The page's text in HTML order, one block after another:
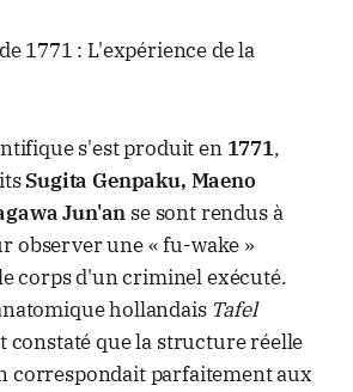
1771 : L'expérience de la
s'est produit en 1771,
Sugita Genpaku, Maeno
Jun'an se sont rendus à
observer une « fu-wake »
corps d'un criminel exécuté.
hollandais Tafel
constaté que la structure réelle
correspondait parfaitement aux